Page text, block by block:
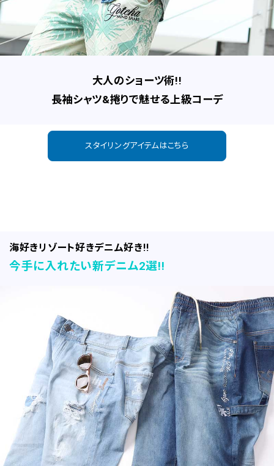
S
M
XL
XXL
XXXL
29inc
30inc
32inc
KIDS
カラー
大人のショーツ術!!
長袖シャツ&捲りで魅せる上級コーデ
スタイリングアイテムはこちら
海好きリゾート好きデニム好き!!
今手に入れたい新デニム2選!!